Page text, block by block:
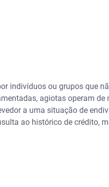
internet?
indivíduos ou grupos que
agiotas operam
a uma situação de
ao histórico de crédito,